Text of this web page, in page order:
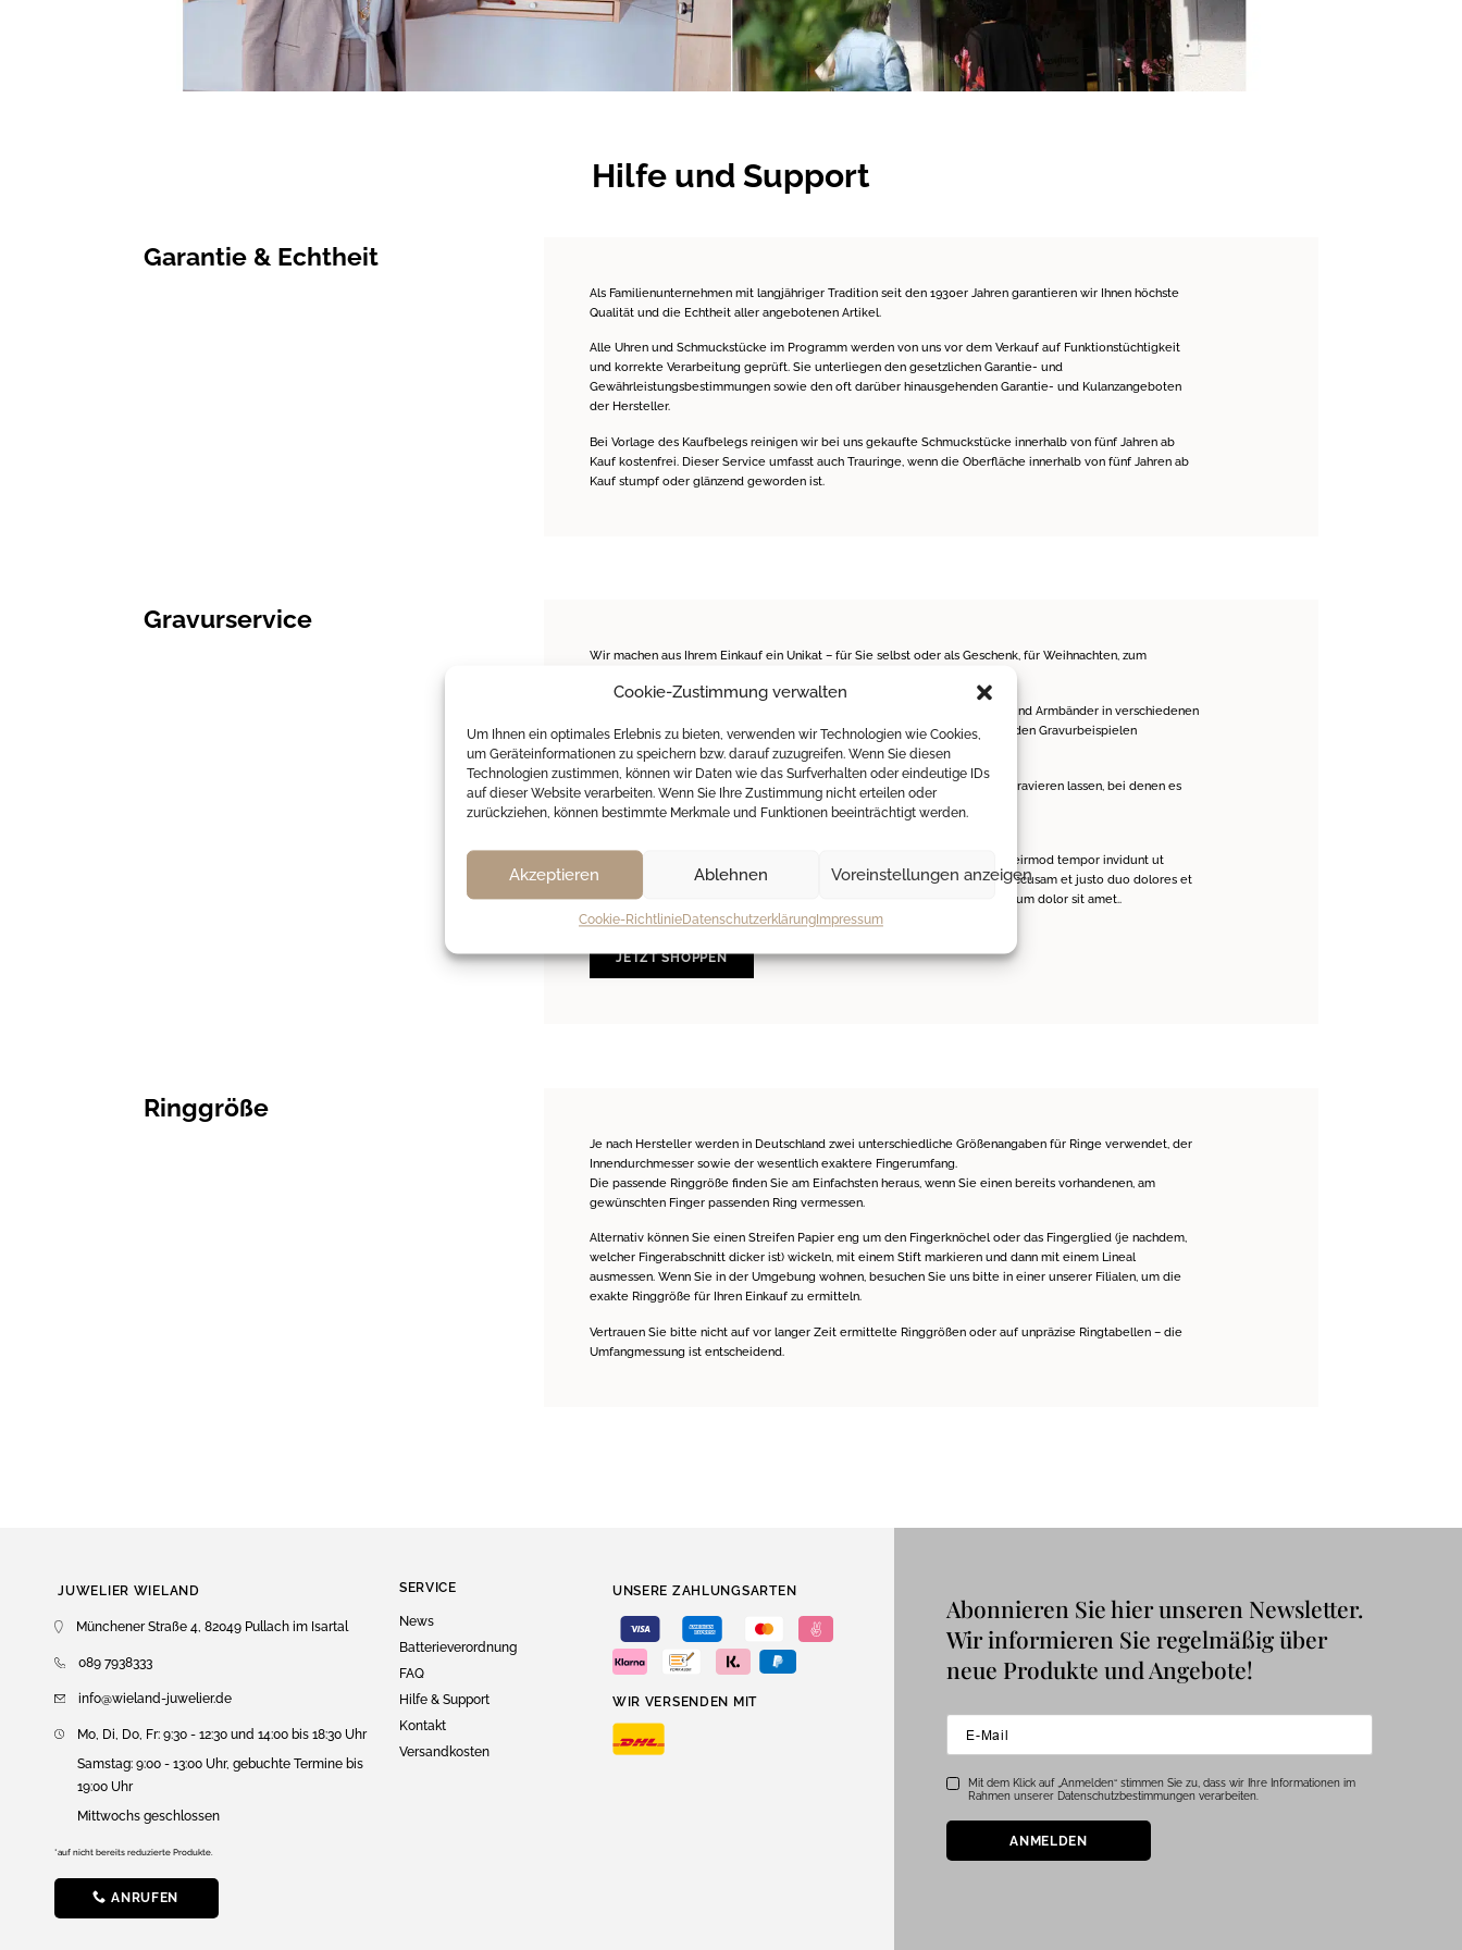
Cookie-Zustimmung verwalten
Um Ihnen ein optimales Erlebnis zu bieten, verwenden wir Technologien wie Cookies,
um Geräteinformationen zu speichern bzw. darauf zuzugreifen. Wenn Sie diesen
Technologien zustimmen, können wir Daten wie das Surfverhalten oder eindeutige IDs
auf dieser Website verarbeiten. Wenn Sie Ihre Zustimmung nicht erteilen oder
zurückziehen, können bestimmte Merkmale und Funktionen beeinträchtigt werden.
Akzeptieren Ablehnen Voreinstellungen anzeigen
Cookie-RichtlinieDatenschutzerklärungImpressum
Hilfe und Support
Garantie & Echtheit
Als Familienunternehmen mit langjähriger Tradition seit den 1930er Jahren garantieren wir Ihnen höchste
Qualität und die Echtheit aller angebotenen Artikel.
Alle Uhren und Schmuckstücke im Programm werden von uns vor dem Verkauf auf Funktionstüchtigkeit
und korrekte Verarbeitung geprüft. Sie unterliegen den gesetzlichen Garantie- und
Gewährleistungsbestimmungen sowie den oft darüber hinausgehenden Garantie- und Kulanzangeboten
der Hersteller.
Bei Vorlage des Kaufbelegs reinigen wir bei uns gekaufte Schmuckstücke innerhalb von fünf Jahren ab
Kauf kostenfrei. Dieser Service umfasst auch Trauringe, wenn die Oberfläche innerhalb von fünf Jahren ab
Kauf stumpf oder glänzend geworden ist.
Gravurservice
Wir machen aus Ihrem Einkauf ein Unikat – für Sie selbst oder als Geschenk, für Weihnachten, zum
In unserer eigenen Werkstatt gravieren wir Ringe (innen), Uhren, Anhänger und Armbänder in verschiedenen
Schrifttypen und -größen. Auch Symbole sind möglich. Lassen Sie sich von den Gravurbeispielen
inspirieren!
Aktuell können Sie in unserem im Shop all die Uhren und Schmuckstücke gravieren lassen, bei denen es
angegeben ist.
Lorem ipsum dolor sit amet, consetetur sadipscing elitr, sed diam nonumy eirmod tempor invidunt ut
labore et dolore magna aliquyam erat, sed diam voluptua. At vero eos et accusam et justo duo dolores et
ea rebum. Stet clita kasd gubergren, no sea takimata sanctus est Lorem ipsum dolor sit amet..
JETZT SHOPPEN
Ringgröße
Je nach Hersteller werden in Deutschland zwei unterschiedliche Größenangaben für Ringe verwendet, der
Innendurchmesser sowie der wesentlich exaktere Fingerumfang.
Die passende Ringgröße finden Sie am Einfachsten heraus, wenn Sie einen bereits vorhandenen, am
gewünschten Finger passenden Ring vermessen.
Alternativ können Sie einen Streifen Papier eng um den Fingerknöchel oder das Fingerglied (je nachdem,
welcher Fingerabschnitt dicker ist) wickeln, mit einem Stift markieren und dann mit einem Lineal
ausmessen. Wenn Sie in der Umgebung wohnen, besuchen Sie uns bitte in einer unserer Filialen, um die
exakte Ringgröße für Ihren Einkauf zu ermitteln.
Vertrauen Sie bitte nicht auf vor langer Zeit ermittelte Ringgrößen oder auf unpräzise Ringtabellen – die
Umfangmessung ist entscheidend.
JUWELIER WIELAND
Münchener Straße 4, 82049 Pullach im Isartal
089 7938333
info@wieland-juwelier.de
Mo, Di, Do, Fr: 9:30 - 12:30 und 14:00 bis 18:30 Uhr
Samstag: 9:00 - 13:00 Uhr, gebuchte Termine bis
19:00 Uhr
Mittwochs geschlossen
*auf nicht bereits reduzierte Produkte.
ANRUFEN
SERVICE
News
Batterieverordnung
FAQ
Hilfe & Support
Kontakt
Versandkosten
UNSERE ZAHLUNGSARTEN
WIR VERSENDEN MIT
Abonnieren Sie hier unseren Newsletter.
Wir informieren Sie regelmäßig über
neue Produkte und Angebote!
Mit dem Klick auf „Anmelden“ stimmen Sie zu, dass wir Ihre Informationen im
Rahmen unserer Datenschutzbestimmungen verarbeiten.
ANMELDEN